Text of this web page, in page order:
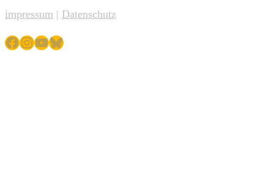
impressum | Datenschutz
Facebook
Instagram
YouTube
Bluesky